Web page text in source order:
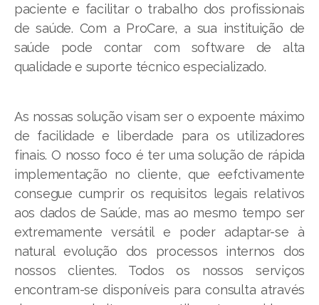
paciente e facilitar o trabalho dos profissionais
de saúde. Com a ProCare, a sua instituição de
saúde pode contar com software de alta
qualidade e suporte técnico especializado.
As nossas solução visam ser o expoente máximo
de facilidade e liberdade para os utilizadores
finais. O nosso foco é ter uma solução de rápida
implementação no cliente, que eefctivamente
consegue cumprir os requisitos legais relativos
aos dados de Saúde, mas ao mesmo tempo ser
extremamente versátil e poder adaptar-se à
natural evolução dos processos internos dos
nossos clientes. Todos os nossos serviços
encontram-se disponíveis para consulta através